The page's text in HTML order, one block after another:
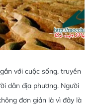
với cuộc sống, truyền
dân địa phương. Người
đơn giản là vì đây là